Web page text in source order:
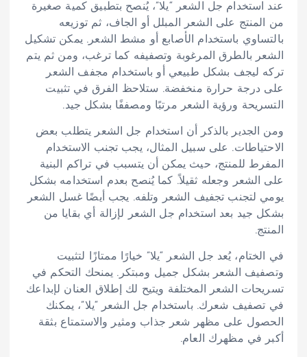
عند استخدام جل الشعر “يلا”، يُنصح بتطبيق كمية صغيرة
من المنتج على الشعر المبلل أو الجاف، ثم توزيعه
بالتساوي باستخدام الأصابع أو مشط الشعر. يمكن تشكيل
الشعر بالطرق المرغوبة وتصفيفه كما ترغب، ومن ثم يتم
تركه ليجف بشكل طبيعي أو باستخدام مجفف الشعر
على درجة حرارة منخفضة. ستلاحظ الفرق في تثبيت
التسريحة ورؤية الشعر مرتبًا ومصففًا بشكل جيد.
ومن الجدير بالذكر أن استخدام جل الشعر يتطلب بعض
الاحتياطات. على سبيل المثال، يجب تجنب الاستخدام
المفرط للمنتج، حيث يمكن أن يتسبب في تراكم البنية
على الشعر وجعله ثقيلاً. كما يُنصح بعدم استخدامه بشكل
يومي لتجنب تجفيف الشعر وتلفه. يجب أيضًا غسل الشعر
بشكل جيد بعد استخدام جل الشعر لإزالة أي بقايا من
المنتج.
في الختام، يُعد جل الشعر “يلا” خيارًا ممتازًا لتثبيت
وتصفيف الشعر بشكل جميل ومبتكر. يمنحك التحكم في
تسريحات الشعر المختلفة ويتيح لك إطلاق العنان لإبداعك
في تصفيف شعرك. باستخدام جل الشعر “يلا”، يمكنك
الحصول على مظهر شعر جذاب ومثير والاستمتاع بثقة
أكبر في مظهرك العام.